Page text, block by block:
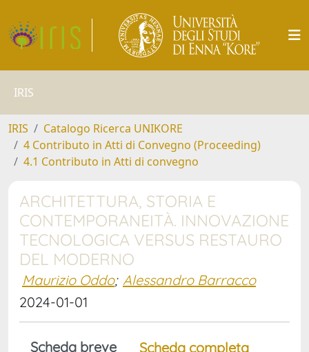
IRIS
IRIS
Catalogo Ricerca UNIKORE
4 Contributo in Atti di Convegno (Proceeding)
4.1 Contributo in Atti di convegno
ARCHITETTURA, STORIA E
CONTEMPORANEITÀ. INNOVAZIONE
TECNOLOGICA VERSUS RESTAURO
DEL MODERNO
Maurizio Oddo; Alessandro Barracco
2024-01-01
Scheda breve
Scheda completa